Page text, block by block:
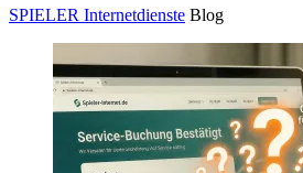
SPIELER Internetdienste Blog